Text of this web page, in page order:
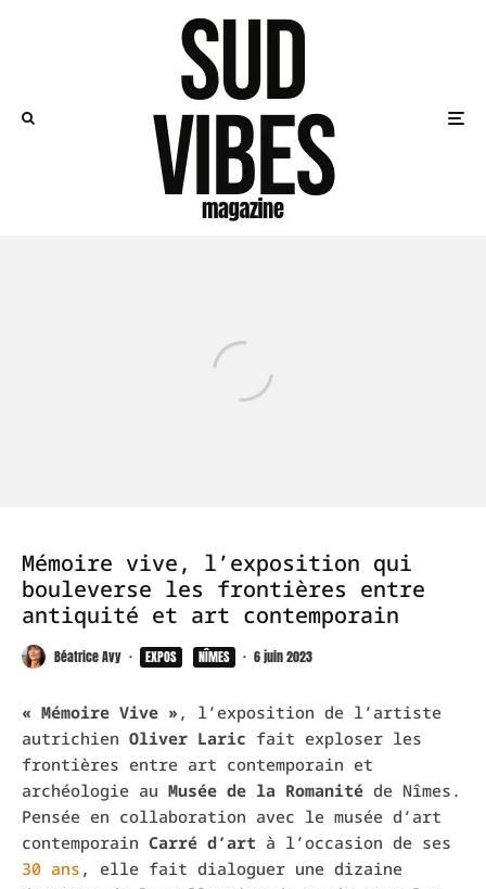
Mémoire vive, l’exposition qui
bouleverse les frontières entre
antiquité et art contemporain
Béatrice Avy · EXPOS NÎMES · 6 juin 2023
« Mémoire Vive » , l’exposition de l’artiste
autrichien Oliver Laric fait exploser les
frontières entre art contemporain et
archéologie au Musée de la Romanité de Nîmes.
Pensée en collaboration avec le musée d’art
contemporain Carré d’art à l’occasion de ses
30 ans , elle fait dialoguer une dizaine